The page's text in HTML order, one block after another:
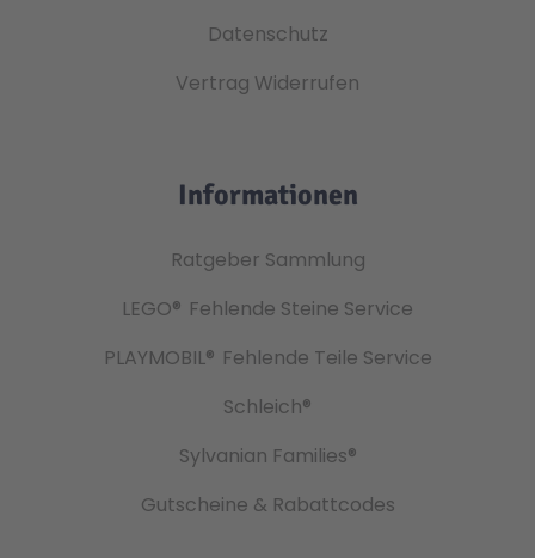
Datenschutz
Vertrag Widerrufen
Informationen
Ratgeber Sammlung
LEGO® Fehlende Steine Service
PLAYMOBIL® Fehlende Teile Service
Schleich®
Sylvanian Families®
Gutscheine & Rabattcodes